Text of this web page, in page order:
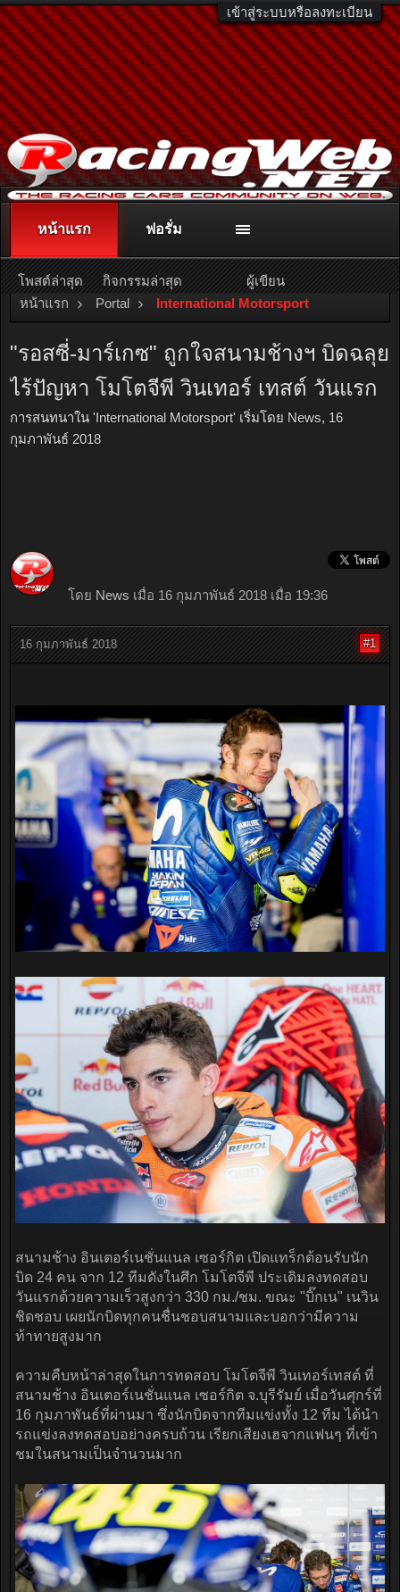
เข้าสู่ระบบหรือลงทะเบียน
ติดต่อลงโฆษณา racingweb@gmail.comหรือโทร. 081-811-1138
หรืออ่านรายละเอียดเพิ่มเติม คลิกที่นี่
หน้าแรก Portal International Motorsport
"รอสซี่-มาร์เกซ" ถูกใจสนามช้างฯ บิดฉลุย
ไร้ปัญหา โมโตจีพี วินเทอร์ เทสต์ วันแรก
การสนทนาใน 'International Motorsport' เริ่มโดย News, 16
กุมภาพันธ์ 2018
โดย News เมื่อ 16 กุมภาพันธ์ 2018 เมื่อ 19:36
16 กุมภาพันธ์ 2018 #1
สนามช้าง อินเตอร์เนชั่นแนล เซอร์กิต เปิดแทร็กต้อนรับนัก
บิด 24 คน จาก 12 ทีมดังในศึก โมโตจีพี ประเดิมลงทดสอบ
วันแรกด้วยความเร็วสูงกว่า 330 กม./ชม. ขณะ "บิ๊กเน" เนวิน
ชิดชอบ เผยนักบิดทุกคนชื่นชอบสนามและบอกว่ามีความ
ท้าทายสูงมาก
ความคืบหน้าล่าสุดในการทดสอบ โมโตจีพี วินเทอร์เทสต์ ที่
สนามช้าง อินเตอร์เนชั่นแนล เซอร์กิต จ.บุรีรัมย์ เมื่อวันศุกร์ที่
16 กุมภาพันธ์ที่ผ่านมา ซึ่งนักบิดจากทีมแข่งทั้ง 12 ทีม ได้นำ
รถแข่งลงทดสอบอย่างครบถ้วน เรียกเสียงเฮจากแฟนๆ ที่เข้า
ชมในสนามเป็นจำนวนมาก
หน้าแรก
โพสต์ล่าสุด กิจกรรมล่าสุด ผู้เขียน
ฟอรั่ม